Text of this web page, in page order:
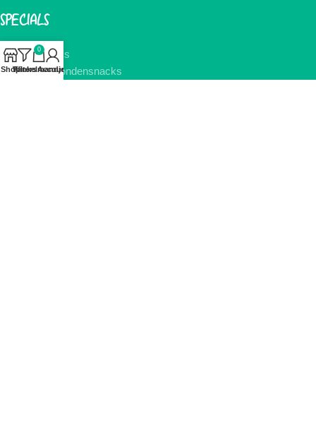
SPECIALS
Hondensnacks
Gedroogde hondensnacks
ShopFilters
0
Winkelmandje
Account